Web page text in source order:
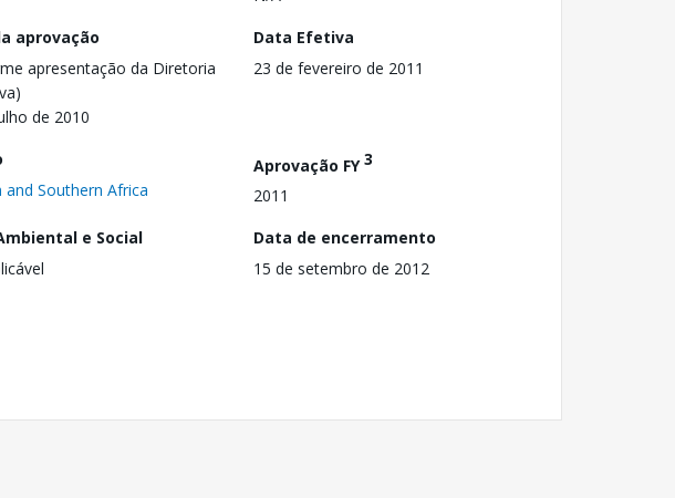
aprovação
apresentação da Diretoria
de 2010
Data Efetiva
23 de fevereiro de 2011
and Southern Africa
Aprovação FY3
2011
e Social
Data de encerramento
15 de setembro de 2012